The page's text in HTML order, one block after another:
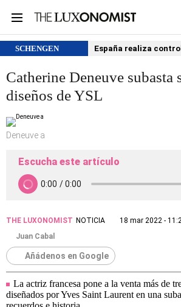
SCHENGEN España realiza
Catherine Deneuve subasta
diseños de YSL
Deneuve a
Escucha este artículo
THE LUXONOMIST NOTICIA
18 mar 2022 -
Juan Cabal
Añádenos en Google
La actriz francesa pone a la venta más de
diseñados por Yves Saint Laurent en una